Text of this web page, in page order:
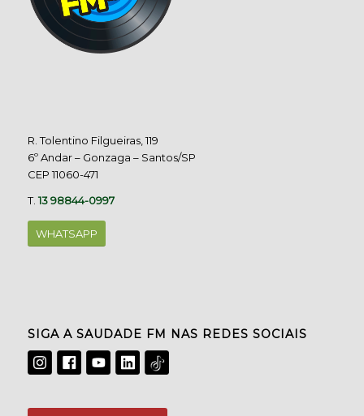
R. Tolentino Filgueiras, 119
6º Andar – Gonzaga – Santos/SP
CEP 11060-471
T.13 98844-0997
WHATSAPP
SIGA A SAUDADE FM NAS REDES SOCIAIS